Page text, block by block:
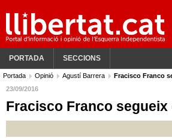
PORTADA SECCIONS
Portada Opinió Agustí Barrera
Fracisco Franco
23/09/2016
Fracisco Franco